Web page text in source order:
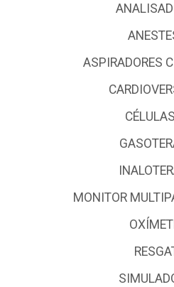
ASPIRADORES
MONITOR